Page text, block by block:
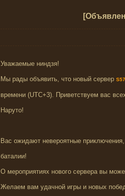
Уважаемые ниндзя!
Мы рады объявить, что новый сервер
времени (UTC+3). Приветствуем вас
Наруто!
Вас ожидают невероятные
баталии!
О мероприятиях нового сервера вы
Желаем вам удачной игры и новых